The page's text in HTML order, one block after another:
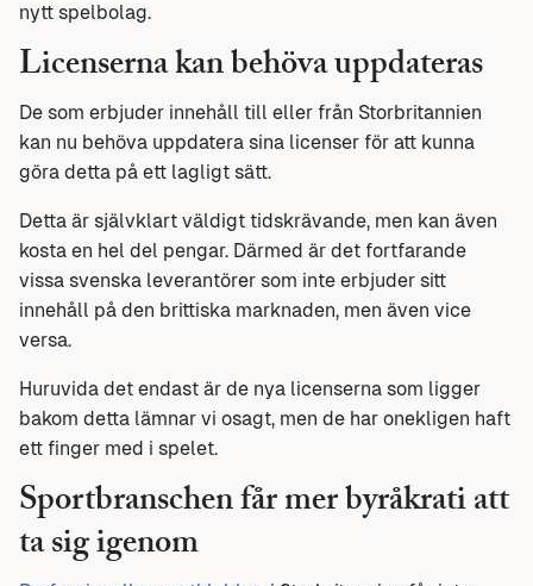
nytt spelbolag.
Licenserna kan behöva uppdateras
De som erbjuder innehåll till eller från Storbritannien
kan nu behöva uppdatera sina licenser för att kunna
göra detta på ett lagligt sätt.
Detta är självklart väldigt tidskrävande, men kan även
kosta en hel del pengar. Därmed är det fortfarande
vissa svenska leverantörer som inte erbjuder sitt
innehåll på den brittiska marknaden, men även vice
versa.
Huruvida det endast är de nya licenserna som ligger
bakom detta lämnar vi osagt, men de har onekligen haft
ett finger med i spelet.
Sportbranschen får mer byråkrati att
ta sig igenom